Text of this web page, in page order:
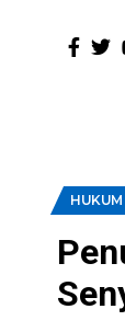
HUKUM